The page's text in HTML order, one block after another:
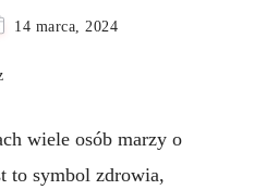
14 marca, 2024
we
istniejewiele osób marzy o
to symbol zdrowia,